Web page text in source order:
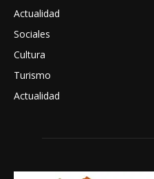
Actualidad
Sociales
Cultura
Turismo
Actualidad